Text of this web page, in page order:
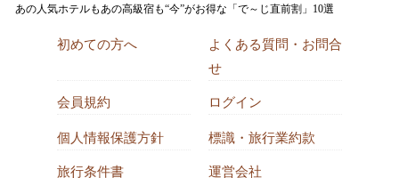
あの人気ホテルもあの高級宿も“今”がお得な「で～じ直前割」10選
初めての方へ
よくある質問・お問合
せ
会員規約 ログイン
個人情報保護方針 標識・旅行業約款
旅行条件書 運営会社